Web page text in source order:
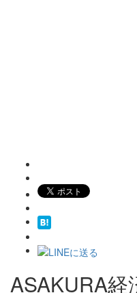
ASAKURA経